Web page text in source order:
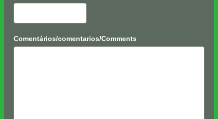
Comentários/comentarios/Comments